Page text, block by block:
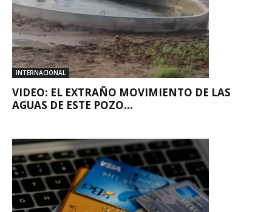
INTERNACIONAL
VIDEO: EL EXTRAÑO MOVIMIENTO DE LAS
AGUAS DE ESTE POZO...